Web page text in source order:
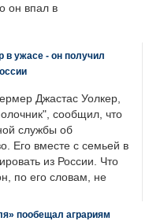
он впал в
в ужасе - он получил
Джастас Уолкер,
сообщил, что
службы об
Его вместе с семьей в
из России. Что
по его словам, не
пообещал аграриям